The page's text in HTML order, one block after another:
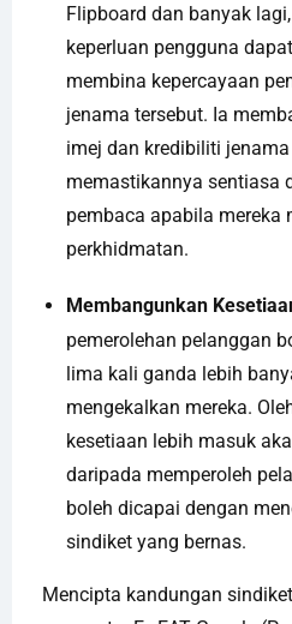
Flipboard dan banyak
keperluan pengguna
membina kepercayaan
jenama tersebut. Ia
imej dan kredibiliti
memastikannya sentiasa
pembaca apabila mereka
perkhidmatan.
Membangunkan
pemerolehan pelanggan
lima kali ganda lebih
mengekalkan mereka.
kesetiaan lebih masuk
daripada memperoleh
boleh dicapai dengan
sindiket yang bernas.
Mencipta kandungan